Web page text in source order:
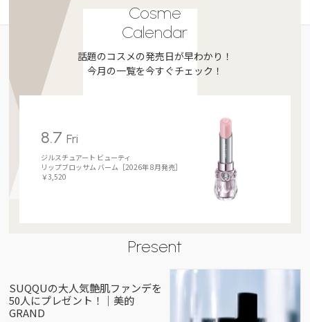
Cosme
Calendar
話題のコスメの発売日が早わかり！
今月の一覧を今すぐチェック！
8.7Fri
ジルスチュアート ビューティ
リップブロッサム バーム［2026年 8月発売］
￥3,520
Present
SUQQUの大人気艶肌ファンデを
50人にプレゼント！｜美的
GRAND